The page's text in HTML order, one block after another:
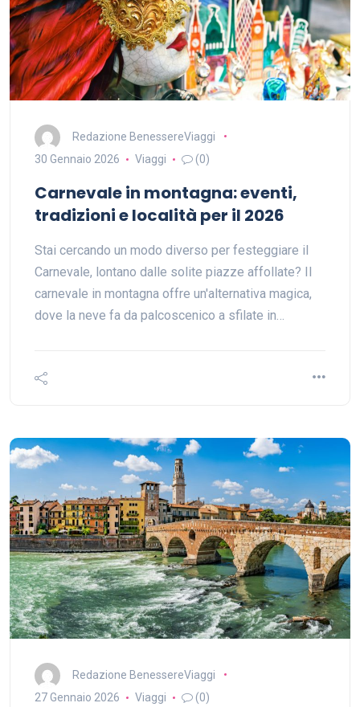
Redazione BenessereViaggi
30 Gennaio 2026
Viaggi (0)
Carnevale in montagna: eventi,
tradizioni e località per il 2026
Stai cercando un modo diverso per festeggiare il
Carnevale, lontano dalle solite piazze affollate? Il
carnevale in montagna offre un'alternativa magica,
dove la neve fa da palcoscenico a sfilate in…
Redazione BenessereViaggi
27 Gennaio 2026
Viaggi (0)